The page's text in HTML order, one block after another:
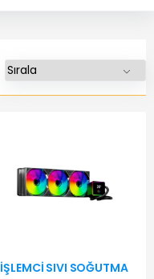
İŞLEMCI SIVI SOĞUTMA